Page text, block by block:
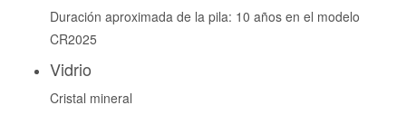
Duración aproximada de la pila: 10 años en el modelo
CR2025
Vidrio
Cristal mineral